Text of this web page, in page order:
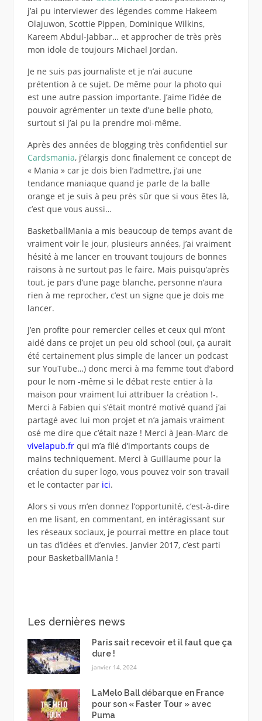
j’ai pu interviewer des légendes comme Hakeem
Olajuwon, Scottie Pippen, Dominique Wilkins,
Kareem Abdul-Jabbar… et approcher de très près
mon idole de toujours Michael Jordan.
Je ne suis pas journaliste et je n’ai aucune
prétention à ce sujet. De même pour la photo qui
est une autre passion importante. J’aime l’idée de
pouvoir agrémenter un texte d’une belle photo,
surtout si j’ai pu la prendre moi-même.
Après des années de blogging très confidentiel sur
Cardsmania, j’élargis donc finalement ce concept de
« Mania » car je dois bien l’admettre, j’ai une
tendance maniaque quand je parle de la balle
orange et je suis à peu près sûr que si vous êtes là,
c’est que vous aussi…
BasketballMania a mis beaucoup de temps avant de
vraiment voir le jour, plusieurs années, j’ai vraiment
hésité à me lancer en trouvant toujours de bonnes
raisons à ne surtout pas le faire. Mais puisqu’après
tout, je pars d’une page blanche, personne n’aura
rien à me reprocher, c’est un signe que je dois me
lancer.
J’en profite pour remercier celles et ceux qui m’ont
aidé dans ce projet un peu old school (oui, ça aurait
été certainement plus simple de lancer un podcast
sur YouTube…) donc merci à ma femme tout d’abord
pour le nom -même si le débat reste entier à la
maison pour vraiment lui attribuer la création !-.
Merci à Fabien qui s’était montré motivé quand j’ai
partagé avec lui mon projet et n’a jamais vraiment
osé me dire que c’était naze ! Merci à Jean-Marc de
vivelapub.frqui m’a filé d’importants coups de
mains techniquement. Merci à Guillaume pour la
création du super logo, vous pouvez voir son travail
et le contacter par ici.
Alors si vous m’en donnez l’opportunité, c’est-à-dire
en me lisant, en commentant, en intéragissant sur
les réseaux sociaux, je pourrai mettre en place tout
un tas d’idées et d’envies. Janvier 2017, c’est parti
pour BasketballMania !
Les dernières news
Paris sait recevoir et il faut que ça
dure !
janvier 14, 2024
LaMelo Ball débarque en France
pour son « Faster Tour » avec
Puma